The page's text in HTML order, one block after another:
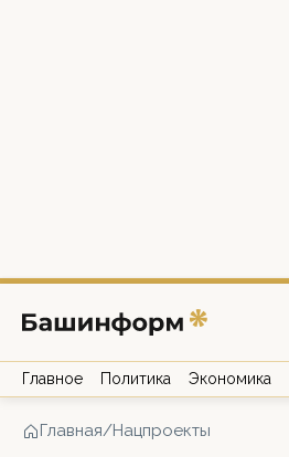
Главное Политика Экономика
Главная/Нацпроекты